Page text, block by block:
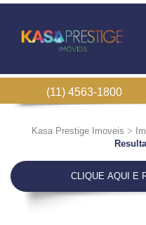
(11) 4563-1800
Kasa Prestige Imoveis >
CLIQUE AQUI E